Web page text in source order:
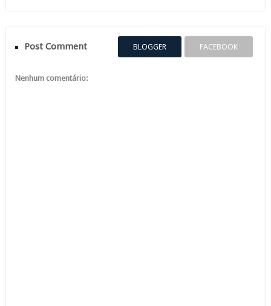
Post Comment BLOGGER FACEBOOK
Nenhum comentário: